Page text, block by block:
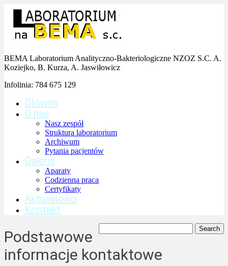
BEMA Laboratorium Analityczno-Bakteriologiczne NZOZ S.C. A.
Koziejko, B. Kurza, A. Jaswiłowicz
Infolinia: 784 675 129
Główna
O nas
Nasz zespół
Struktura laboratorium
Archiwum
Pytania pacjentów
Galeria
Aparaty
Codzienna praca
Certyfikaty
Aktualności
Kontakt
Podstawowe
informacje kontaktowe